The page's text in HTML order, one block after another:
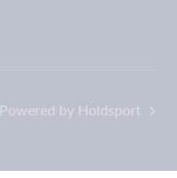
Powered by Holdsport